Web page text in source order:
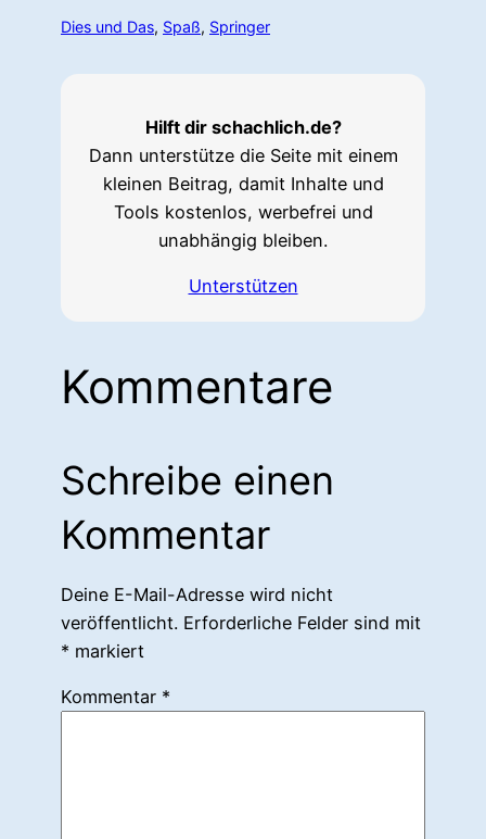
Dies und Das, Spaß, Springer
Hilft dir schachlich.de?
Dann unterstütze die Seite mit einem
kleinen Beitrag, damit Inhalte und
Tools kostenlos, werbefrei und
unabhängig bleiben.
Unterstützen
Kommentare
Schreibe einen
Kommentar
Deine E-Mail-Adresse wird nicht
veröffentlicht. Erforderliche Felder sind mit
* markiert
Kommentar *